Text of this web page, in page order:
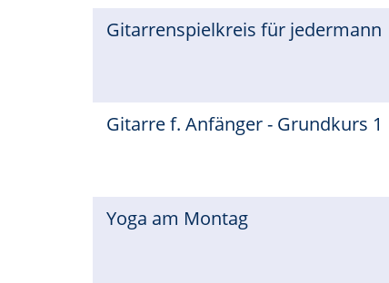
Gitarrenspielkreis für jedermann
Gitarre f. Anfänger - Grundkurs 1
Yoga am Montag